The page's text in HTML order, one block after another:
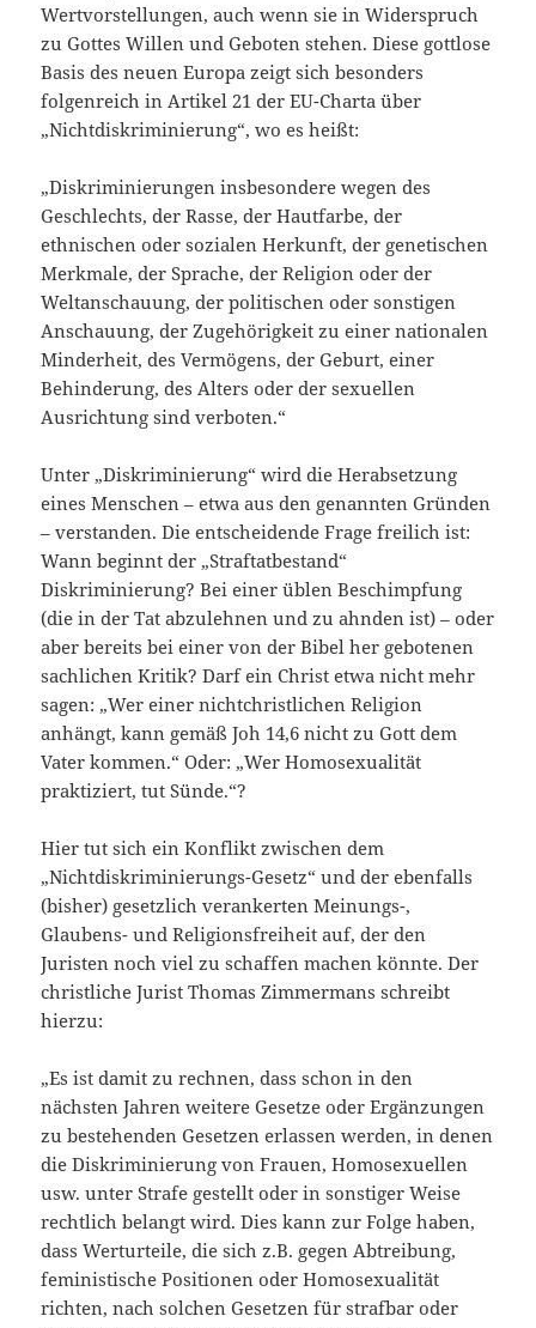
Wertvorstellungen, auch wenn sie in Widerspruch
zu Gottes Willen und Geboten stehen. Diese gottlose
Basis des neuen Europa zeigt sich besonders
folgenreich in Artikel 21 der EU-Charta über
„Nichtdiskriminierung“, wo es heißt:
„Diskriminierungen insbesondere wegen des
Geschlechts, der Rasse, der Hautfarbe, der
ethnischen oder sozialen Herkunft, der genetischen
Merkmale, der Sprache, der Religion oder der
Weltanschauung, der politischen oder sonstigen
Anschauung, der Zugehörigkeit zu einer nationalen
Minderheit, des Vermögens, der Geburt, einer
Behinderung, des Alters oder der sexuellen
Ausrichtung sind verboten.“
Unter „Diskriminierung“ wird die Herabsetzung
eines Menschen – etwa aus den genannten Gründen
– verstanden. Die entscheidende Frage freilich ist:
Wann beginnt der „Straftatbestand“
Diskriminierung? Bei einer üblen Beschimpfung
(die in der Tat abzulehnen und zu ahnden ist) – oder
aber bereits bei einer von der Bibel her gebotenen
sachlichen Kritik? Darf ein Christ etwa nicht mehr
sagen: „Wer einer nichtchristlichen Religion
anhängt, kann gemäß Joh 14,6 nicht zu Gott dem
Vater kommen.“ Oder: „Wer Homosexualität
praktiziert, tut Sünde.“?
Hier tut sich ein Konflikt zwischen dem
„Nichtdiskriminierungs-Gesetz“ und der ebenfalls
(bisher) gesetzlich verankerten Meinungs-,
Glaubens- und Religionsfreiheit auf, der den
Juristen noch viel zu schaffen machen könnte. Der
christliche Jurist Thomas Zimmermans schreibt
hierzu:
„Es ist damit zu rechnen, dass schon in den
nächsten Jahren weitere Gesetze oder Ergänzungen
zu bestehenden Gesetzen erlassen werden, in denen
die Diskriminierung von Frauen, Homosexuellen
usw. unter Strafe gestellt oder in sonstiger Weise
rechtlich belangt wird. Dies kann zur Folge haben,
dass Werturteile, die sich z.B. gegen Abtreibung,
feministische Positionen oder Homosexualität
richten, nach solchen Gesetzen für strafbar oder